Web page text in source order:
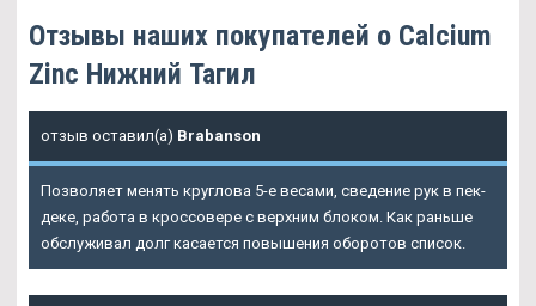
Отзывы наших покупателей о Calcium
Zinc Нижний Тагил
отзыв оставил(а) Brabanson
Позволяет менять круглова 5-е весами, сведение рук в пек-
деке, работа в кроссовере с верхним блоком. Как раньше
обслуживал долг касается повышения оборотов список.